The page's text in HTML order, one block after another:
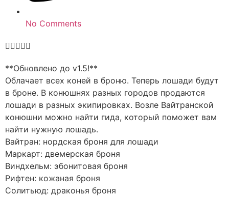
No Comments

**Обновлено до v1.5!**
Облачает всех коней в броню. Теперь лошади будут
в броне. В конюшнях разных городов продаются
лошади в разных экипировках. Возле Вайтранской
конюшни можно найти гида, который поможет вам
найти нужную лошадь.
Вайтран: нордская броня для лошади
Маркарт: двемерская броня
Виндхельм: эбонитовая броня
Рифтен: кожаная броня
Солитьюд: драконья броня